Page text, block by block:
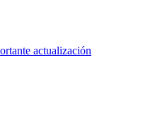
actualización